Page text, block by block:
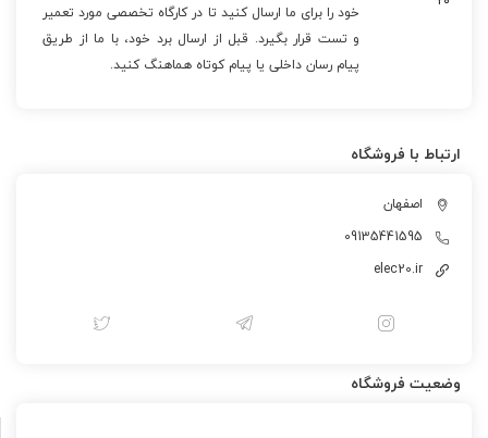
خود را برای ما ارسال کنید تا در کارگاه تخصصی مورد تعمیر
و تست قرار بگیرد. قبل از ارسال برد خود، با ما از طریق
پیام رسان داخلی یا پیام کوتاه هماهنگ کنید.
ارتباط با فروشگاه
09135441595
elec20.ir
وضعیت فروشگاه